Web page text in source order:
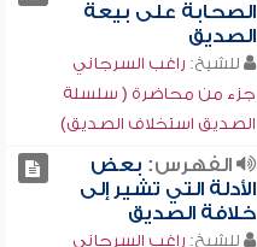
الصحابة على بيعة
الصديق
للشيخ: راغب السرجاني
جزء من محاضرة ( سلسلة
الصديق استخلاف الصديق)
الفهرس: بعض
الأدلة التي تشير إلى
خلافة الصديق
للشيخ: راغب السرجاني